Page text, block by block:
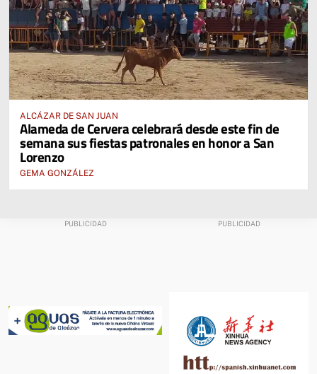
ALCÁZAR DE SAN JUAN
Alameda de Cervera celebrará desde este fin de
semana sus fiestas patronales en honor a San
Lorenzo
GEMA GONZÁLEZ